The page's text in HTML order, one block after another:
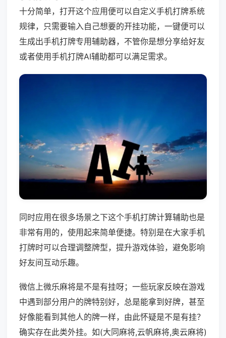
十分简单，打开这个应用便可以自定义手机打牌系统
规律，只需要输入自己想要的开挂功能，一键便可以
生成出手机打牌专用辅助器，不管你是想分享给好友
或者使用手机打牌AI辅助都可以满足需求。
同时应用在很多场景之下这个手机打牌计算辅助也是
非常有用的，使用起来简单便捷。特别是在大家手机
打牌时可以合理调整牌型，提升游戏体验，避免影响
好友间互动乐趣。
微信上微乐麻将是不是有挂呀；一些玩家反映在游戏
中遇到部分用户的牌特别好，总是能拿到好牌，甚至
好像能看到其他人的牌一样，由此怀疑是不是有挂？
确实存在此类外挂。如(大同麻将,云帆麻将,奥云麻将)